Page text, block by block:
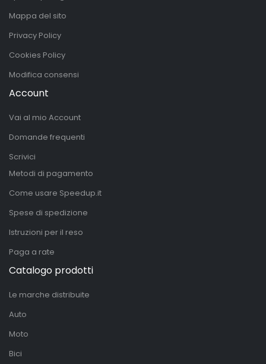
Mappa del sito
Privacy Policy
Cookies Policy
Modifica consensi
Account
Vai al mio Account
Domande frequenti
Scrivici
Metodi di pagamento
Come usare Speedup.it
Spese di spedizione
Istruzioni per il reso
Paga a rate
Catalogo prodotti
Le marche distribuite
Auto
Moto
Bici